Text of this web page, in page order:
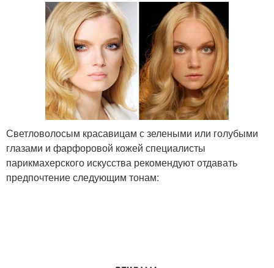
Светловолосым красавицам с зелеными или голубыми
глазами и фарфоровой кожей специалисты
парикмахерского искусства рекомендуют отдавать
предпочтение следующим тонам: